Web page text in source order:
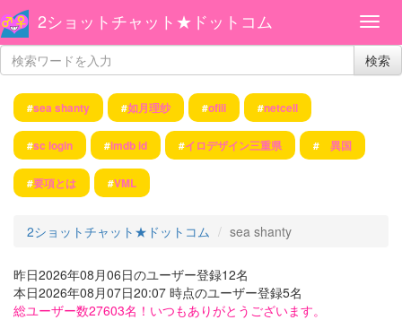
2ショットチャット★ドットコム
検索
#sea shanty #如月理纱 #ofiii #netcell
#sc login #imdb id #イロデザイン三重県 # 異国
#要項とは #VML
2ショットチャット★ドットコム sea shanty
昨日2026年08月06日のユーザー登録12名
本日2026年08月07日20:07 時点のユーザー登録5名
総ユーザー数27603名！いつもありがとうございます。